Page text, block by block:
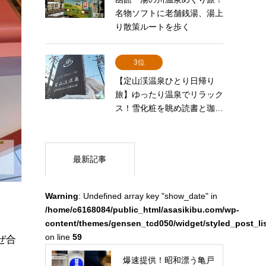
合
名物ソフトに老舗銭湯、湯上
り散策ルートを歩く
3位
【定山渓温泉ひとり日帰り
旅】ゆったり温泉でリラック
ス！雪化粧を眺め読書と珈…
最新記事
Warning: Undefined array key "show_date" in
/home/c6168084/public_html/asasikibu.com/wp-
content/themes/gensen_tcd050/widget/
on line 59
爆速提供！昭和漂う亀戸